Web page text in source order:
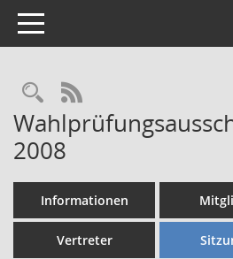
Toggle navigation
Rechercheauswahl
RSS-Feed
2008
Informationen
Vertreter